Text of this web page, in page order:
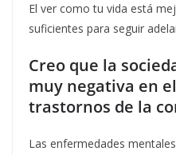
El ver como tu vida está
suficientes para seguir
Creo que la
muy negativa en
trastornos de la
Las enfermedades